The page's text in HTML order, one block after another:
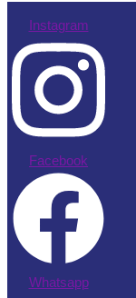
Instagram
Facebook
Whatsapp